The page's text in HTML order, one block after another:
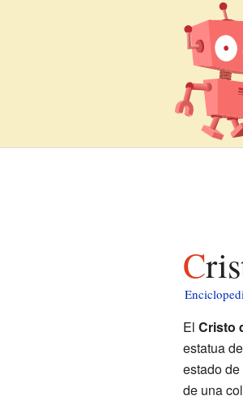
El Cristo
estatua de
estado de
de una